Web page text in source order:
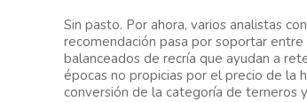
Sin pasto. Por ahora, varios analistas
recomendación pasa por soportar
balanceados de recría que ayudan a
épocas no propicias por el precio de la
conversión de la categoría de terneros